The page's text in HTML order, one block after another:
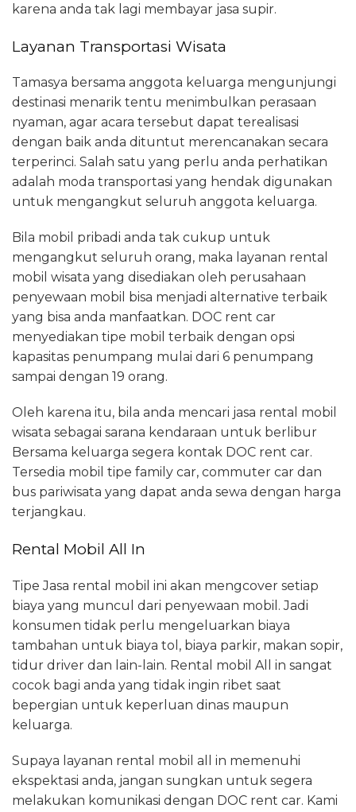
karena anda tak lagi membayar jasa supir.
Layanan Transportasi Wisata
Tamasya bersama anggota keluarga mengunjungi
destinasi menarik tentu menimbulkan perasaan
nyaman, agar acara tersebut dapat terealisasi
dengan baik anda dituntut merencanakan secara
terperinci. Salah satu yang perlu anda perhatikan
adalah moda transportasi yang hendak digunakan
untuk mengangkut seluruh anggota keluarga.
Bila mobil pribadi anda tak cukup untuk
mengangkut seluruh orang, maka layanan rental
mobil wisata yang disediakan oleh perusahaan
penyewaan mobil bisa menjadi alternative terbaik
yang bisa anda manfaatkan. DOC rent car
menyediakan tipe mobil terbaik dengan opsi
kapasitas penumpang mulai dari 6 penumpang
sampai dengan 19 orang.
Oleh karena itu, bila anda mencari jasa rental mobil
wisata sebagai sarana kendaraan untuk berlibur
Bersama keluarga segera kontak DOC rent car.
Tersedia mobil tipe family car, commuter car dan
bus pariwisata yang dapat anda sewa dengan harga
terjangkau.
Rental Mobil All In
Tipe Jasa rental mobil ini akan mengcover setiap
biaya yang muncul dari penyewaan mobil. Jadi
konsumen tidak perlu mengeluarkan biaya
tambahan untuk biaya tol, biaya parkir, makan sopir,
tidur driver dan lain-lain. Rental mobil All in sangat
cocok bagi anda yang tidak ingin ribet saat
bepergian untuk keperluan dinas maupun
keluarga.
Supaya layanan rental mobil all in memenuhi
ekspektasi anda, jangan sungkan untuk segera
melakukan komunikasi dengan DOC rent car. Kami